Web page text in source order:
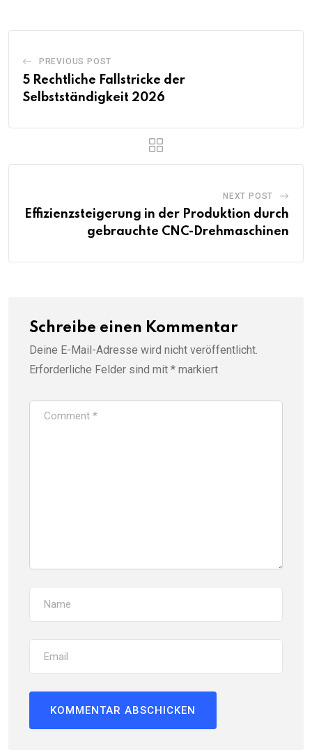
PREVIOUS POST
5 Rechtliche Fallstricke der
Selbstständigkeit 2026
NEXT POST
Effizienzsteigerung in der Produktion durch
gebrauchte CNC-Drehmaschinen
Schreibe einen Kommentar
Deine E-Mail-Adresse wird nicht veröffentlicht.
Erforderliche Felder sind mit * markiert